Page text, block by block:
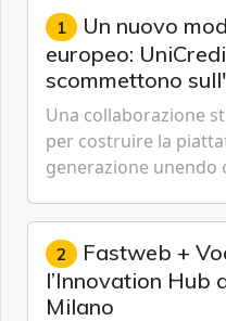
1 Un nuovo
europeo:
scommettono
tecnologica
Una collaborazione
per costruire la
generazione unendo
2 Fastweb +
l’Innovation Hub
Milano